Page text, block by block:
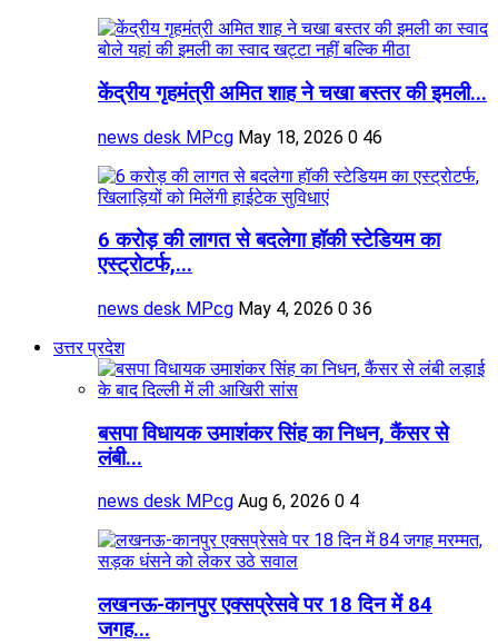
केंद्रीय गृहमंत्री अमित शाह ने चखा बस्तर की इमली...
news desk MPcg May 18, 2026 0 46
6 करोड़ की लागत से बदलेगा हॉकी स्टेडियम का
एस्ट्रोटर्फ,...
news desk MPcg May 4, 2026 0 36
उत्तर प्रदेश
बसपा विधायक उमाशंकर सिंह का निधन, कैंसर से
लंबी...
news desk MPcg Aug 6, 2026 0 4
लखनऊ-कानपुर एक्सप्रेसवे पर 18 दिन में 84
जगह...